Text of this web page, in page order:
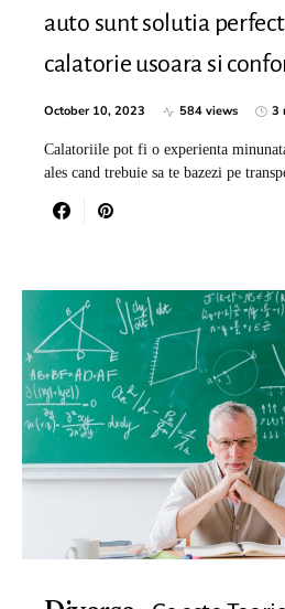
auto sunt solutia
calatorie usoara si
October 10, 2023 584 views 3
Calatoriile pot fi o experienta
ales cand trebuie sa te bazezi pe